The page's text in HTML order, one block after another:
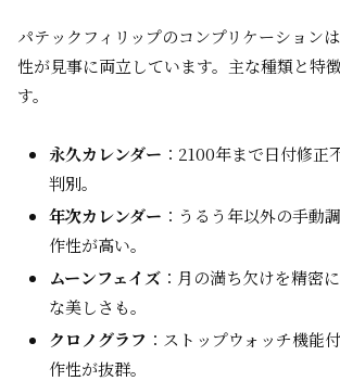
パテックフィリップのコンプリケーション
性が見事に両立しています。主な種類と特
す。
永久カレンダー ：2100年まで日付修正
判別。
年次カレンダー ：うるう年以外の手動
作性が高い。
ムーンフェイズ ：月の満ち欠けを精密
な美しさも。
クロノグラフ ：ストップウォッチ機能
作性が抜群。